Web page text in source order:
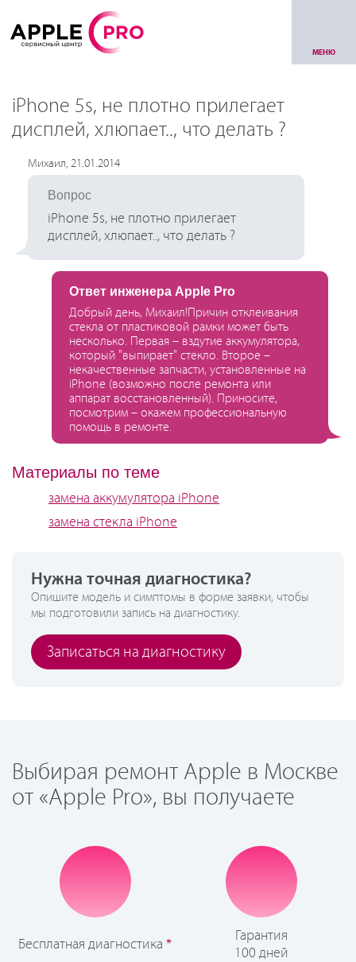
МЕНЮ
iPhone 5s, не плотно прилегает
дисплей, хлюпает.., что делать ?
Михаил, 21.01.2014
Вопрос
iPhone 5s, не плотно прилегает
дисплей, хлюпает.., что делать ?
Ответ инженера Apple Pro
Добрый день, Михаил!Причин отклеивания
стекла от пластиковой рамки может быть
несколько. Первая – вздутие аккумулятора,
который "выпирает" стекло. Второе –
некачественные запчасти, установленные на
iPhone (возможно после ремонта или
аппарат восстановленный). Приносите,
посмотрим – окажем профессиональную
помощь в ремонте.
Материалы по теме
замена аккумулятора iPhone
замена стекла iPhone
Нужна точная диагностика?
Опишите модель и симптомы в форме заявки, чтобы
мы подготовили запись на диагностику.
Записаться на диагностику
Выбирая ремонт Apple в Москве
от «Apple Pro», вы получаете
Бесплатная диагностика *
Гарантия
100 дней